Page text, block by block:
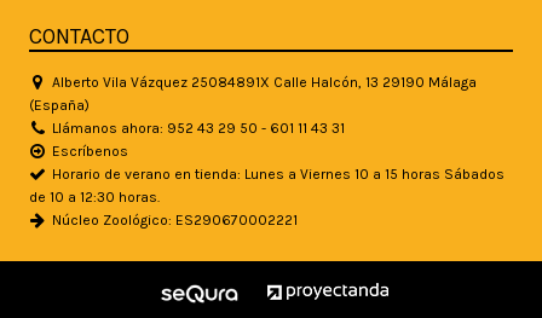
CONTACTO
Alberto Vila Vázquez 25084891X Calle Halcón, 13 29190 Málaga
(España)
Llámanos ahora: 952 43 29 50 - 601 11 43 31
Escríbenos
Horario de verano en tienda: Lunes a Viernes 10 a 15 horas Sábados
de 10 a 12:30 horas.
Núcleo Zoológico: ES290670002221